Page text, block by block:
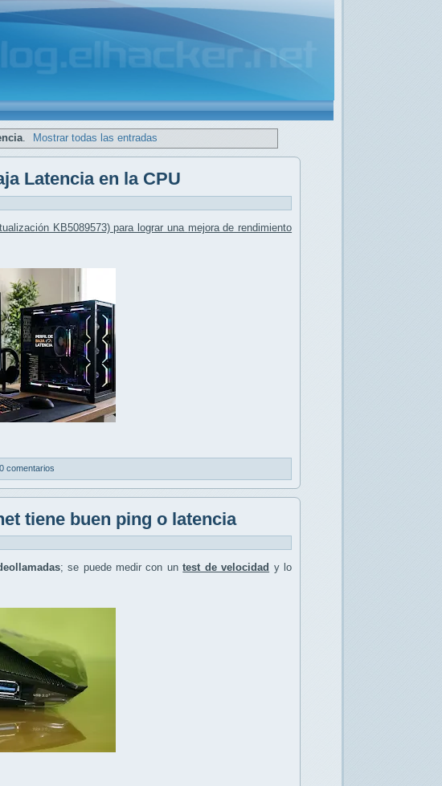
. Mostrar todas las entradas
Latencia en la CPU
KB5089573) para lograr una mejora de rendimiento
0 comentarios
tiene buen ping o latencia
; se puede medir con untest de velocidad y lo